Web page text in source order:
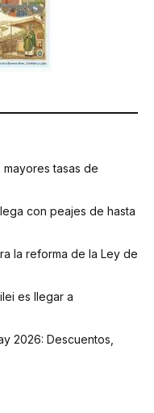
tasas de
con peajes de hasta
la reforma de la Ley de
es llegar a
2026: Descuentos,